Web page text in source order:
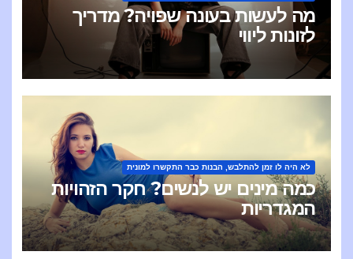
מה לעשות בעונה שפויה? מדריך
לזונות ליווי
לא היה לו זמן להתלבש, הבנות כבר התקשרו למונית
כמה מינים יש לנשים? חקר הזהויות
המגדריות